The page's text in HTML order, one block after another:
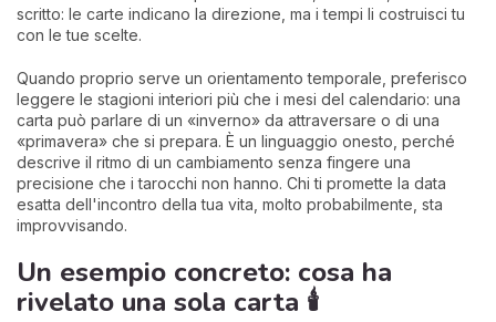
scritto: le carte indicano la direzione, ma i tempi li costruisci tu
con le tue scelte.
Quando proprio serve un orientamento temporale, preferisco
leggere le stagioni interiori più che i mesi del calendario: una
carta può parlare di un «inverno» da attraversare o di una
«primavera» che si prepara. È un linguaggio onesto, perché
descrive il ritmo di un cambiamento senza fingere una
precisione che i tarocchi non hanno. Chi ti promette la data
esatta dell'incontro della tua vita, molto probabilmente, sta
improvvisando.
Un esempio concreto: cosa ha
rivelato una sola carta 🕯️